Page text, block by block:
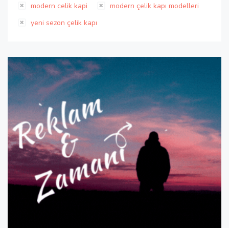
modern celik kapi
modern çelik kapı modelleri
yeni sezon çelik kapı